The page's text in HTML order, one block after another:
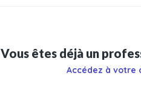
Vous êtes déjà un
Accédez à votre